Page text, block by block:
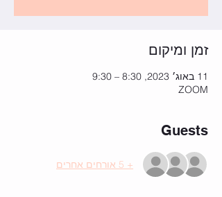
זמן ומיקום
11 באוג׳ 2023, 8:30 – 9:30
ZOOM
Guests
+ 5 אורחים אחרים